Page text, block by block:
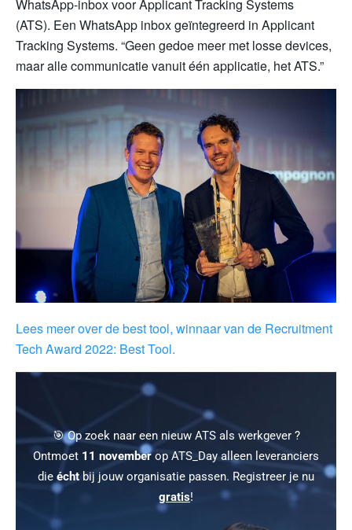
WhatsApp-inbox voor Applicant Tracking Systems
(ATS). Een WhatsApp inbox geïntegreerd in Applicant
Tracking Systems. “Geen gedoe meer met losse devices,
maar alle communicatie vanuit één applicatie, het ATS.”
Lees meer over de best tool, winnaar van de Recruitment
Tech Award 2022: Best Tool.
🎯 Op zoek naar een nieuw ATS als werkgever ?
Ontmoet 11 novemberop ATS_Day alleen leveranciers
die écht bij jouw organisatie passen. Registreer je nu
gratis!